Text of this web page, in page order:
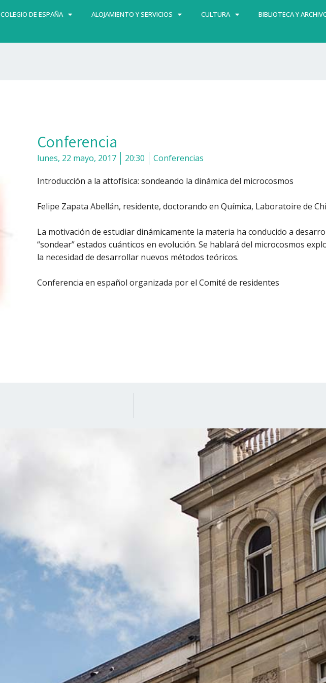
COLEGIO DE ESPAÑA ALOJAMIENTO Y SERVICIOS CULTURA BIBLIOTECA Y
Conferencia
lunes, 22 mayo, 2017 20:30 Conferencias
Introducción a la attofísica: sondeando la dinámica del microcosmos
Felipe Zapata Abellán, residente, doctorando en Química, Laboratoire de
La motivación de estudiar dinámicamente la materia ha conducido a
“sondear” estados cuánticos en evolución. Se hablará del microcosmos
la necesidad de desarrollar nuevos métodos teóricos.
Conferencia en español organizada por el Comité de residentes